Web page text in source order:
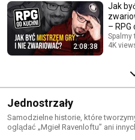
2:08:38
Jak
– RPG
Spalmy
4K
Jednostrzały
Samodzielne historie, które
oglądać „Mgieł Ravenloftu” ani